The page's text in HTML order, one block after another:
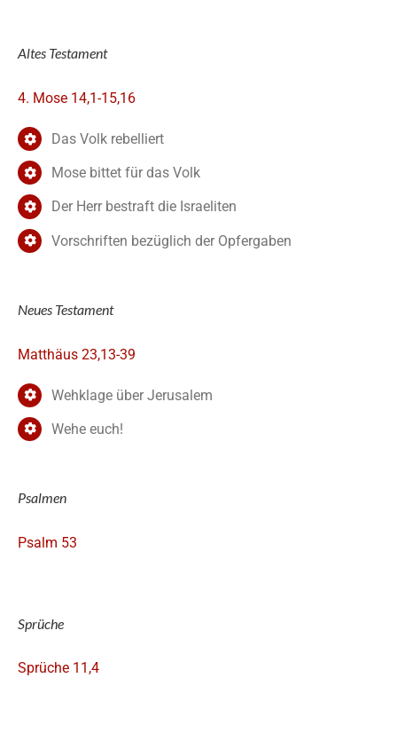
Altes Testament
4. Mose 14,1-15,16
Das Volk rebelliert
Mose bittet für das Volk
Der Herr bestraft die Israeliten
Vorschriften bezüglich der Opfergaben
Neues Testament
Matthäus 23,13-39
Wehklage über Jerusalem
Wehe euch!
Psalmen
Psalm 53
Sprüche
Sprüche 11,4